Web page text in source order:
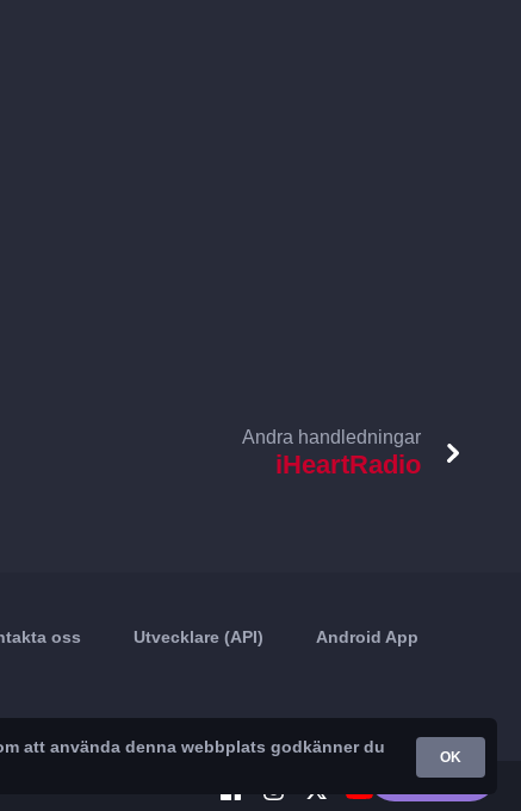
Andra handledningar
iHeartRadio
oss Utvecklare (API) Android App
att använda denna webbplats godkänner du
OK